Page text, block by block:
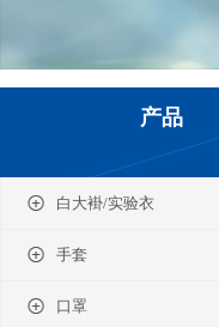
产品
白大褂/实验衣
手套
口罩